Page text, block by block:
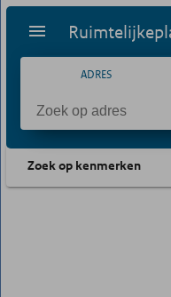
ADRES
Zoek op kenmerken